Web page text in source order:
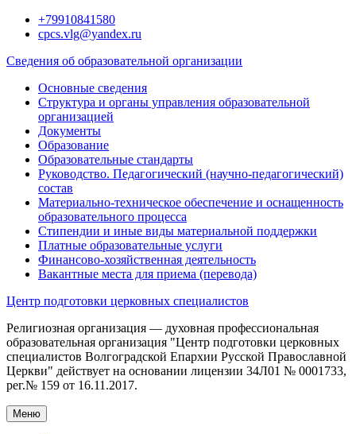
Перейти+79910841580
cpcs.vlg@yandex.ru
Сведения об образовательной организации
Основные сведения
Структура и органы управления образовательной
организацией
Документы
Образование
Образовательные стандарты
Руководство. Педагогический (научно-педагогический)
состав
Материально-техническое обеспечение и оснащенность
образовательного процесса
Стипендии и иные виды материальной поддержки
Платные образовательные услуги
Финансово-хозяйственная деятельность
Вакантные места для приема (перевода)
Центр подготовки церковных специалистов
Религиозная организация — духовная профессиональная
образовательная организация "Центр подготовки церковных
специалистов Волгоградской Eпархии Русской Православной
Церкви" действует на основании лицензии 34Л01 № 0001733,
рег.№ 159 от 16.11.2017.
Меню